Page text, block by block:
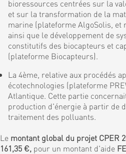
bioressources centrées sur la
et sur la transformation de la
marine (plateforme AlgoSolis, et
ainsi que le développement de
constitutifs des biocapteurs et
(plateforme Biocapteurs).
La 4ème, relative aux procédés
écotechnologies (plateforme
Atlantique. Cette partie
production d'énergie à partir de
traitement des polluants.
Le montant global du projet CPER
161,35 €, pour un montant d'aide